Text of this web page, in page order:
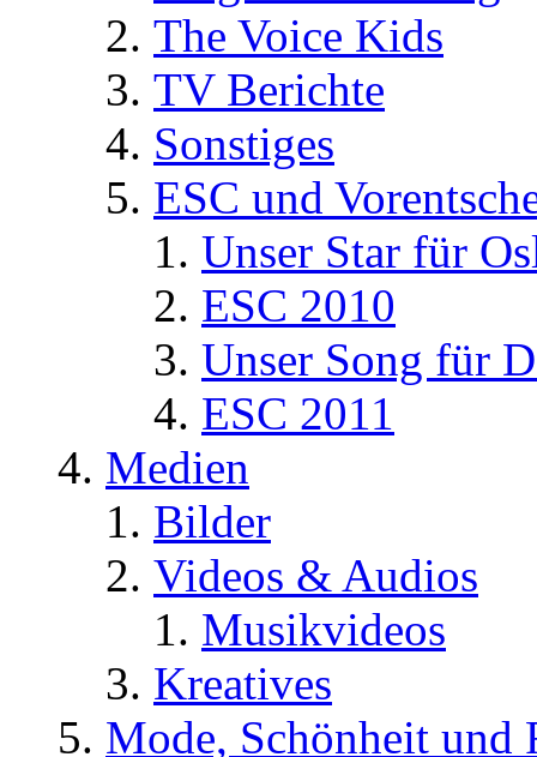
The Voice Kids
TV Berichte
Sonstiges
ESC und
Unser Star für
ESC 2010
Unser Song für
ESC 2011
Medien
Bilder
Videos & Audios
Musikvideos
Kreatives
Mode, Schönheit und